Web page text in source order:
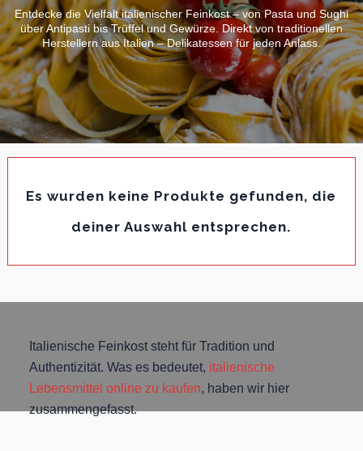
Entdecke die Vielfalt italienischer Feinkost – von Pasta und Sughi
über Antipasti bis Trüffel und Gewürze. Direkt von traditionellen
Herstellern aus Italien – Delikatessen für jeden Anlass.
Es wurden keine Produkte gefunden, die
deiner Auswahl entsprechen.
Italienische Feinkost steht für Tradition und
Authentizität. Was es bedeutet, italienische
Lebensmittel online zu kaufen, haben wir hier
zusammengefasst.